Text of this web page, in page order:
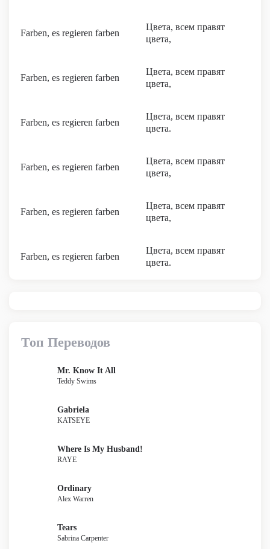
Farben, es regieren farben
Цвета, всем правят
цвета,
Farben, es regieren farben
Цвета, всем правят
цвета,
Farben, es regieren farben
Цвета, всем правят
цвета.
Farben, es regieren farben
Цвета, всем правят
цвета,
Farben, es regieren farben
Цвета, всем правят
цвета,
Farben, es regieren farben
Цвета, всем правят
цвета.
Топ Переводов
Mr. Know It All
Teddy Swims
Gabriela
KATSEYE
Where Is My Husband!
RAYE
Ordinary
Alex Warren
Tears
Sabrina Carpenter